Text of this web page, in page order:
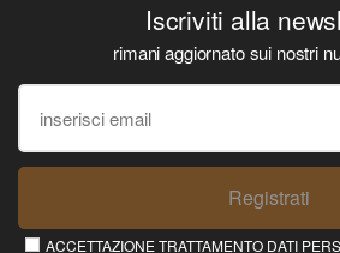
Iscriviti alla
rimani aggiornato sui nostri
Registrati
ACCETTAZIONE TRATTAMENTO DATI